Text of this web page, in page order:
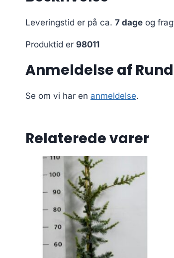
Leveringstid er på ca. 7 dage og
Produktid er 98011
Anmeldelse af
Se om vi har en anmeldelse.
Relaterede varer